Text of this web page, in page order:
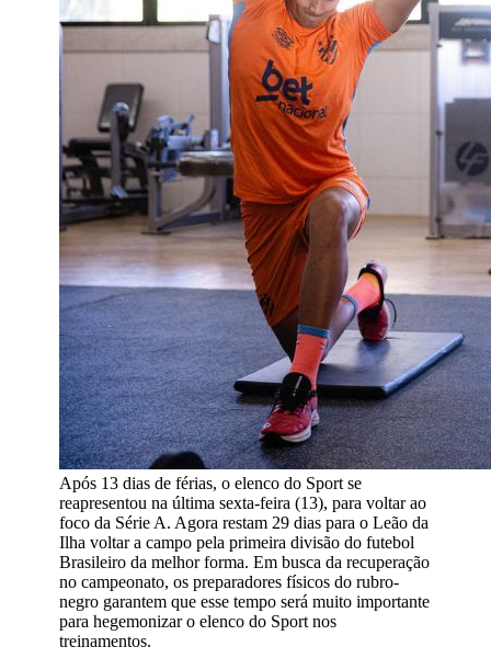
Após 13 dias de férias, o elenco do Sport se
reapresentou na última sexta-feira (13), para voltar ao
foco da Série A. Agora restam 29 dias para o Leão da
Ilha voltar a campo pela primeira divisão do futebol
Brasileiro da melhor forma. Em busca da recuperação
no campeonato, os preparadores físicos do rubro-
negro garantem que esse tempo será muito importante
para hegemonizar o elenco do Sport nos
treinamentos.